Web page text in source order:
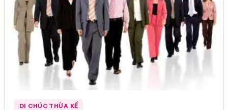
DI CHÚC THỪA KẾ